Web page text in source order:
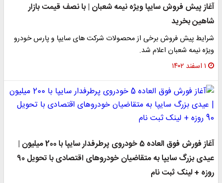
آغاز پیش فروش سایپا ویژه نیمه شعبان | با نصف قیمت بازار
شاهین بخرید
شرایط پیش فروش برخی از محصولات شرکت های سایپا و پارس خودرو
ویژه نیمه شعبان اعلام شد.
۱ اسفند ۱۴۰۲
آغاز فورش فوق العاده 5 خودروی پرطرفدار سایپا با 200 میلیون |
عیدی بزرگ سایپا به متقاضیان خودروهای اقتصادی با تحویل 90
روزه + لینک ثبت نام